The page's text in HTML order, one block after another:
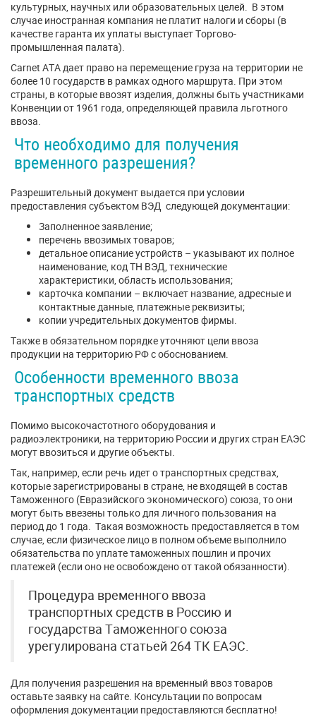
культурных, научных или образовательных целей. В этом
случае иностранная компания не платит налоги и сборы (в
качестве гаранта их уплаты выступает Торгово-
промышленная палата).
Carnet ATA дает право на перемещение груза на территории не
более 10 государств в рамках одного маршрута. При этом
страны, в которые ввозят изделия, должны быть участниками
Конвенции от 1961 года, определяющей правила льготного
ввоза.
Что необходимо для получения
временного разрешения?
Разрешительный документ выдается при условии
предоставления субъектом ВЭД следующей документации:
Заполненное заявление;
перечень ввозимых товаров;
детальное описание устройств – указывают их полное
наименование, код ТН ВЭД, технические
характеристики, область использования;
карточка компании – включает название, адресные и
контактные данные, платежные реквизиты;
копии учредительных документов фирмы.
Также в обязательном порядке уточняют цели ввоза
продукции на территорию РФ с обоснованием.
Особенности временного ввоза
транспортных средств
Помимо высокочастотного оборудования и
радиоэлектроники, на территорию России и других стран ЕАЭС
могут ввозиться и другие объекты.
Так, например, если речь идет о транспортных средствах,
которые зарегистрированы в стране, не входящей в состав
Таможенного (Евразийского экономического) союза, то они
могут быть ввезены только для личного пользования на
период до 1 года. Такая возможность предоставляется в том
случае, если физическое лицо в полном объеме выполнило
обязательства по уплате таможенных пошлин и прочих
платежей (если оно не освобождено от такой обязанности).
Процедура временного ввоза
транспортных средств в Россию и
государства Таможенного союза
урегулирована статьей 264 ТК ЕАЭС.
Для получения разрешения на временный ввоз товаров
оставьте заявку на сайте. Консультации по вопросам
оформления документации предоставляются бесплатно!